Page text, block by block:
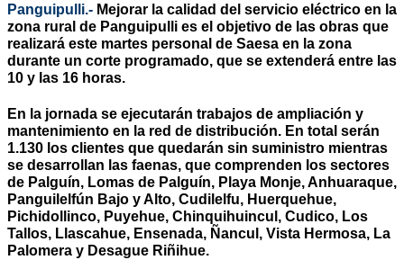
Panguipulli.- Mejorar la calidad del servicio eléctrico en la
zona rural de Panguipulli es el objetivo de las obras que
realizará este martes personal de Saesa en la zona
durante un corte programado, que se extenderá entre las
10 y las 16 horas.
En la jornada se ejecutarán trabajos de ampliación y
mantenimiento en la red de distribución. En total serán
1.130 los clientes que quedarán sin suministro mientras
se desarrollan las faenas, que comprenden los sectores
de Palguín, Lomas de Palguín, Playa Monje, Anhuaraque,
Panguilelfún Bajo y Alto, Cudilelfu, Huerquehue,
Pichidollinco, Puyehue, Chinquihuincul, Cudico, Los
Tallos, Llascahue, Ensenada, Ñancul, Vista Hermosa, La
Palomera y Desague Riñihue.